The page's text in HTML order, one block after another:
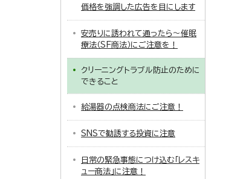
価格を強調した広告を目にします
安売りに誘われて通ったら～催眠
療法（SF商法）にご注意を！
クリーニングトラブル防止のために
できること
給湯器の点検商法にご注意！
SNSで勧誘する投資に注意
日常の緊急事態につけ込む「レスキ
ュー商法」に注意！